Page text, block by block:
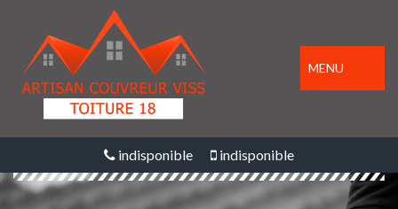
MENU
indisponible indisponible